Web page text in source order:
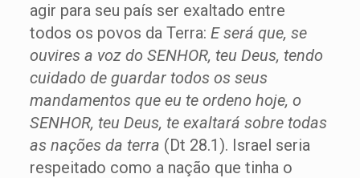
agir para seu país ser exaltado entre
todos os povos da Terra: E será que, se
ouvires a voz do SENHOR, teu Deus, tendo
cuidado de guardar todos os seus
mandamentos que eu te ordeno hoje, o
SENHOR, teu Deus, te exaltará sobre todas
as nações da terra (Dt 28.1). Israel seria
respeitado como a nação que tinha o